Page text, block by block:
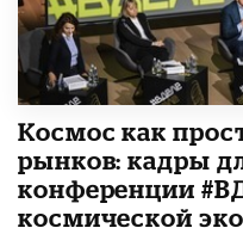
Космос как
рынков: кадры
конференции
космической